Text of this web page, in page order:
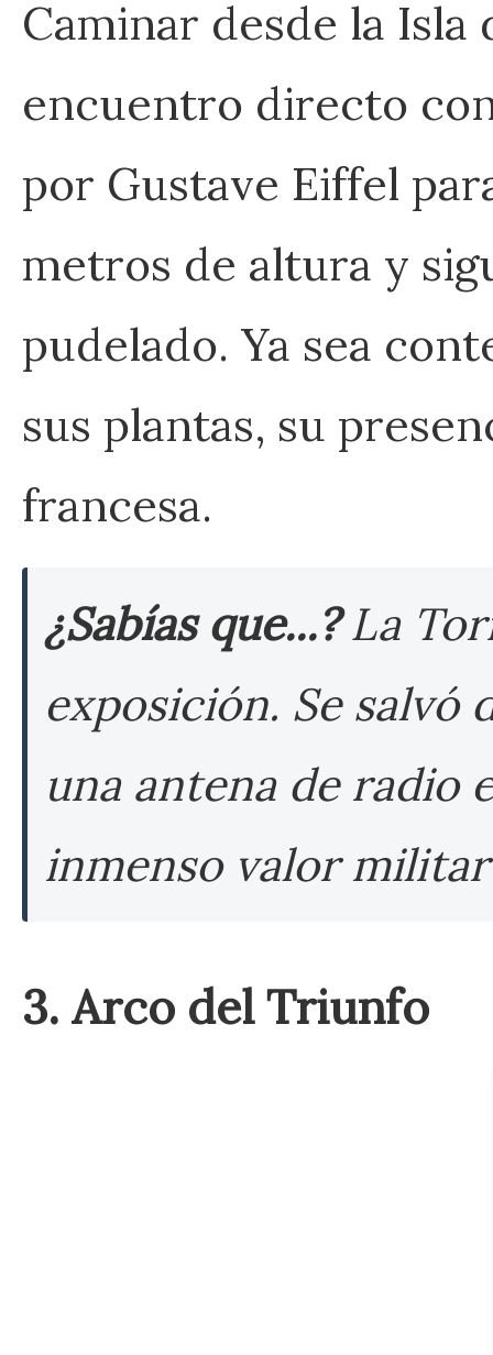
Caminar desde la Isla
encuentro directo
por Gustave Eiffel
metros de altura y
pudelado. Ya sea
sus plantas, su
francesa.
¿Sabías que...?La
exposición. Se salvó
una antena de radio
inmenso valor
3. Arco del Triunfo